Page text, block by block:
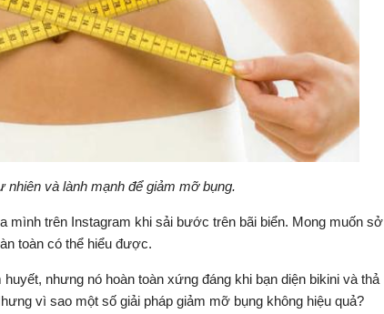
nhiên và lành mạnh để giảm mỡ bụng.
mình trên Instagram khi sải bước trên bãi biển. Mong muốn sở
toàn có thể hiểu được.
nhưng nó hoàn toàn xứng đáng khi bạn diện bikini và thả
vì sao một số giải pháp giảm mỡ bụng không hiệu quả?